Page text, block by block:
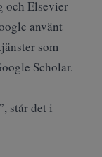
och Elsevier –
använt
som
Scholar.
står det i